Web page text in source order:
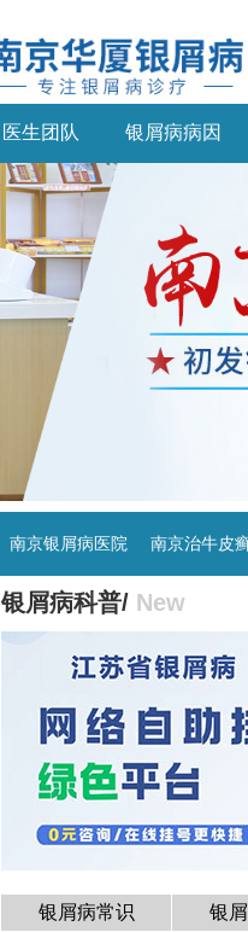
医生团队 银屑病病因
南京银屑病医院 南京治牛皮
银屑病科普/ New
银屑病常识 银